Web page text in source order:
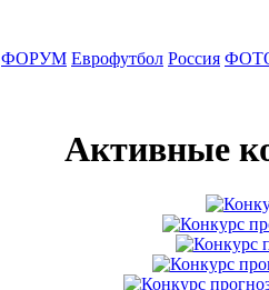
ФОРУМ Еврофутбол Россия
Активные